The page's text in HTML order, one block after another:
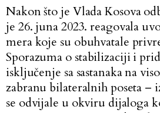
Nakon što je Vlada Kosova
je 26. juna 2023. reagovala
mera koje su obuhvatale
Sporazuma o stabilizaciji i
isključenje sa sastanaka na
zabranu bilateralnih poseta –
se odvijale u okviru dijaloga